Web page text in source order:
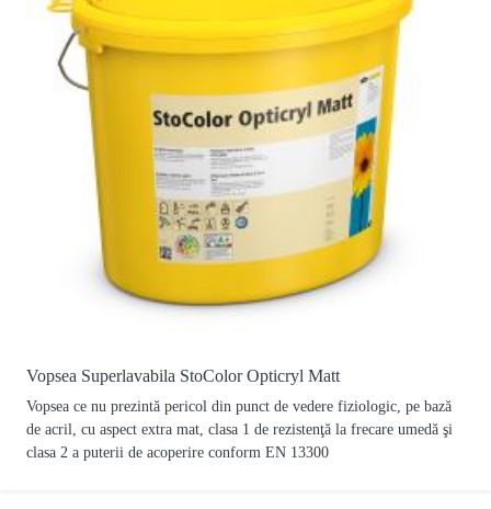
Vopsea Superlavabila StoColor Opticryl Matt
Vopsea ce nu prezintă pericol din punct de vedere fiziologic, pe bază
de acril, cu aspect extra mat, clasa 1 de rezistenţă la frecare umedă şi
clasa 2 a puterii de acoperire conform EN 13300